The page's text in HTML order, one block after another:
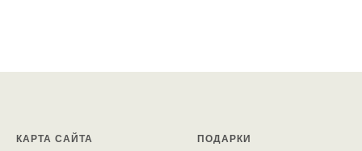
КАРТА САЙТА ПОДАРКИ